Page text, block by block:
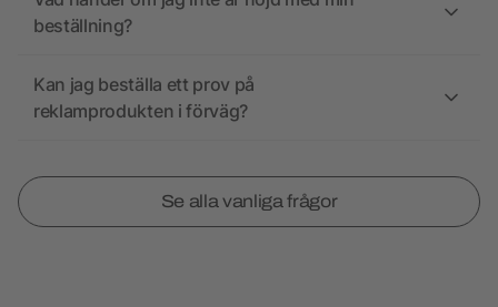
beställning?
Kan jag beställa ett prov på
reklamprodukten i förväg?
Se alla vanliga frågor